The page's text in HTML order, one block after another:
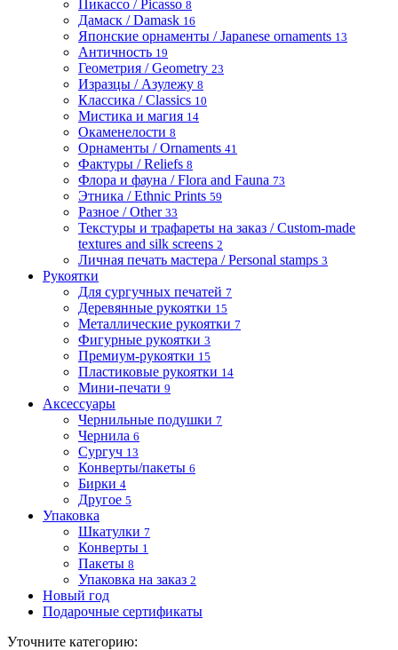
Пикассо / Picasso 8
Дамаск / Damask 16
Японские орнаменты / Japanese ornaments 13
Античность 19
Геометрия / Geometry 23
Изразцы / Азулежу 8
Классика / Classics 10
Мистика и магия 14
Окаменелости 8
Орнаменты / Ornaments 41
Фактуры / Reliefs 8
Флора и фауна / Flora and Fauna 73
Этника / Ethnic Prints 59
Разное / Other 33
Текстуры и трафареты на заказ / Custom-made
textures and silk screens 2
Личная печать мастера / Personal stamps 3
Рукоятки
Для сургучных печатей 7
Деревянные рукоятки 15
Металлические рукоятки 7
Фигурные рукоятки 3
Премиум-рукоятки 15
Пластиковые рукоятки 14
Мини-печати 9
Аксессуары
Чернильные подушки 7
Чернила 6
Сургуч 13
Конверты/пакеты 6
Бирки 4
Другое 5
Упаковка
Шкатулки 7
Конверты 1
Пакеты 8
Упаковка на заказ 2
Новый год
Подарочные сертификаты
Уточните категорию: